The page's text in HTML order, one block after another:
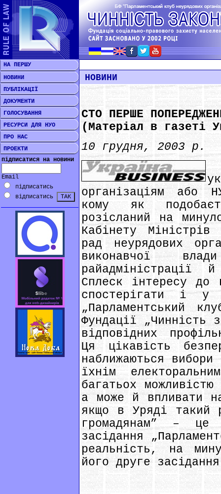
НА ПЕРШУ
НОВИНИ
ПУБЛІКАЦІЇ
ДОКУМЕНТИ
ГОЛОСУВАННЯ
РЕСУРСИ ДЛЯ НУО
ПРО НАС
ПРОЕКТИ
підписатися на новини
Email
підписатись
відписатись
НОВИНИ
СТО ПЕРШЕ
(Матеріал в газеті
10 грудня, 2003 р.
організаціям або
кому як
розісланий на
Кабінету Міністрів
рад неурядових
виконавчої
райадміністрації
Сплеск інтересу до
спостерігати і
„Парламентський
Фундації „Чинність
відповідних
Ця цікавість
наближаються
їхнім
багатьох
а може й впливати
якщо в Уряді такий
громадянам” –
засідання
реальність, на
його друге